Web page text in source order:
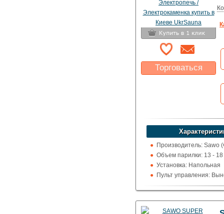
Торговаться
Производитель: Sawo
Объем парилки: 13 - 18
Установка: Напольная
Пульт управления:
100 град.)